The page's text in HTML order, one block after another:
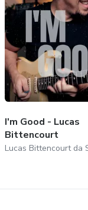
I'm Good - Lucas
Bittencourt
Lucas Bittencourt da